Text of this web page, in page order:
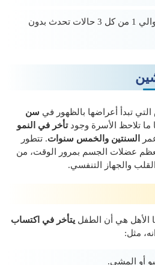
حوالي 1 من كل 3 حالات تحدث بدون
تبدأ أعراضها بالظهور في سن
ما تلاحظ الأسرة وجودتأخر في النمو
السنتين والخمس سنوات. تتطور
معظم عضلات الجسم بمرور الوقت، من
والجهاز التنفسي.
الأهل هي أن الطفل يتأخر في اكتساب
مثل:
أو المشي.